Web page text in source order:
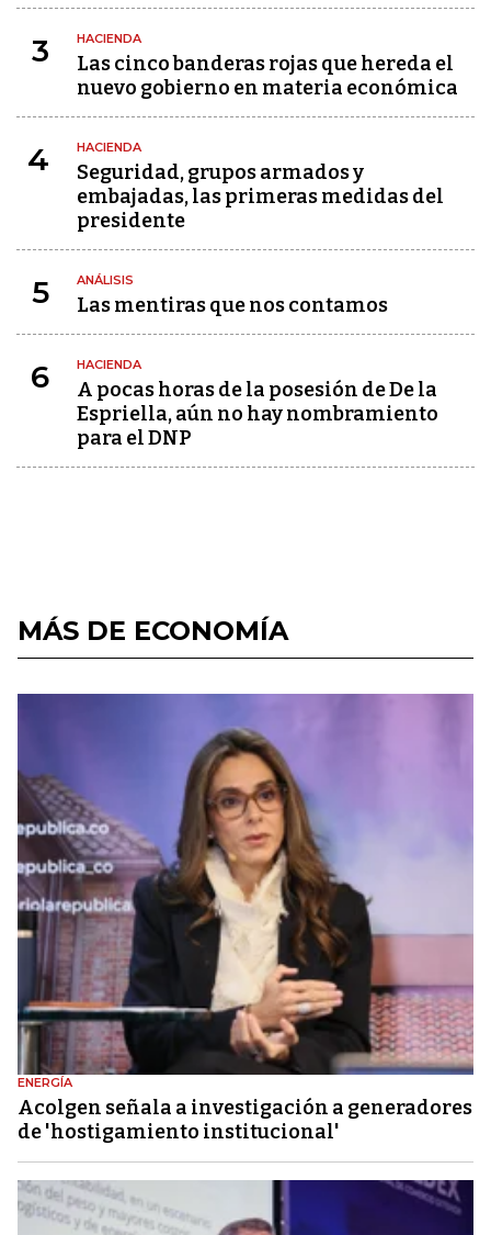
3 HACIENDA
Las cinco banderas rojas que hereda el
nuevo gobierno en materia económica
4 HACIENDA
Seguridad, grupos armados y
embajadas, las primeras medidas del
presidente
5 ANÁLISIS
Las mentiras que nos contamos
6 HACIENDA
A pocas horas de la posesión de De la
Espriella, aún no hay nombramiento
para el DNP
MÁS DE ECONOMÍA
ENERGÍA
Acolgen señala a investigación a generadores
de 'hostigamiento institucional'